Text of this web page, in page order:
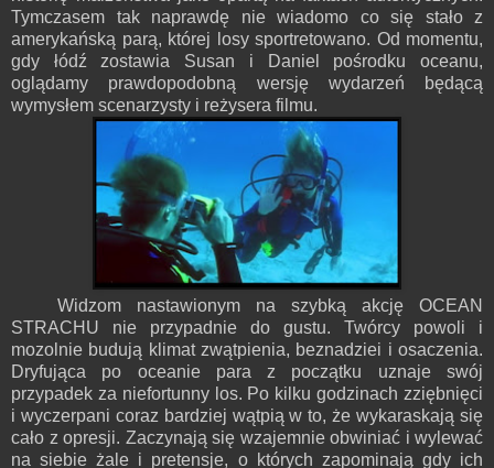
Tymczasem tak naprawdę nie wiadomo co się stało z
amerykańską parą, której losy sportretowano. Od momentu,
gdy łódź zostawia Susan i Daniel pośrodku oceanu,
oglądamy prawdopodobną wersję wydarzeń będącą
wymysłem scenarzysty i reżysera filmu.
Widzom nastawionym na szybką akcję OCEAN
STRACHU nie przypadnie do gustu. Twórcy powoli i
mozolnie budują klimat zwątpienia, beznadziei i osaczenia.
Dryfująca po oceanie para z początku uznaje swój
przypadek za niefortunny los. Po kilku godzinach zziębnięci
i wyczerpani coraz bardziej wątpią w to, że wykaraskają się
cało z opresji. Zaczynają się wzajemnie obwiniać i wylewać
na siebie żale i pretensje, o których zapominają gdy ich